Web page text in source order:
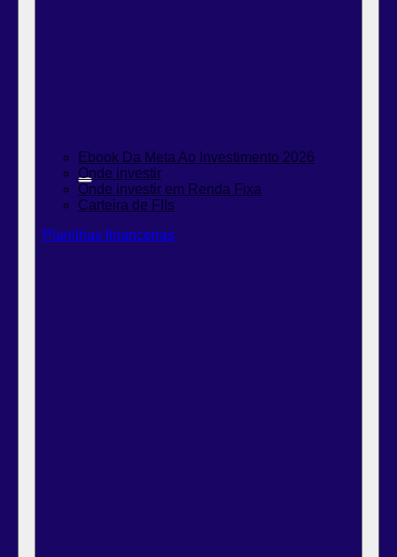
Ebook Da Meta Ao Investimento 2026
Onde investir
Onde investir em Renda Fixa
Carteira de FIIs
Planilhas financeiras